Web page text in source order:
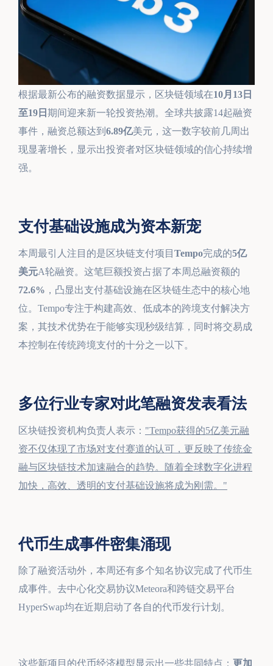
根据最新公布的融资数据显示，区块链领域在10月13日
至19 日 期间迎来新一轮投资热潮。全球共披露14起融资
事件，融资总额达到6.89亿美元，这一数字较前几周出
现显著增长，显示出投资者对区块链领域的信心持续增
强。
支付基础设施成为资本新宠
本周最引人注目的是区块链支付项目Tempo完成的5亿
美元A轮融资。这笔巨额投资占据了本周总融资额的
72.6% ，凸显出支付基础设施在区块链生态中的核心地
位。Tempo专注于构建高效、低成本的跨境支付解决方
案，其技术优势在于能够实现秒级结算，同时将交易成
本控制在传统跨境支付的十分之一以下。
多位行业专家对此笔融资发表看法
区块链投资机构负责人表示： "Tempo获得的5亿美元融
资不仅体现了市场对支付赛道的认可，更反映了传统金
融与区块链技术加速融合的趋势。随着全球数字化进程
加快，高效、透明的支付基础设施将成为刚需。"
代币生成事件密集涌现
除了融资活动外，本周还有多个知名协议完成了代币生
成事件。去中心化交易协议Meteora和跨链交易平台
HyperSwap均在近期启动了各自的代币发行计划。
这些新项目的代币经济模型显示出一些共同特点： 更加